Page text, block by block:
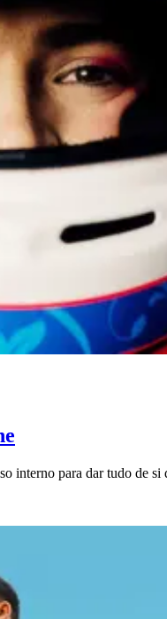
interno para dar tudo de si